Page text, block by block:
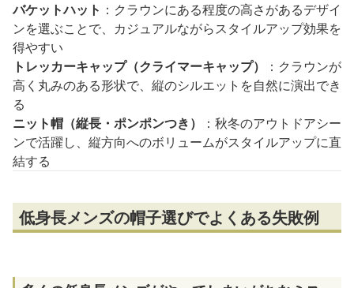
バケットハット ：クラウンにある程度の高さがあるデザイ
ンを選ぶことで、カジュアルながらスタイルアップ効果を
得やすい
トレッカーキャップ（クライマーキャップ）
：クラウンが
高く丸みのある形状で、縦のシルエットを自然に演出でき
る
ニット帽（縦長・ポンポンつき）
：秋冬のアウトドアシー
ンで活躍し、縦方向へのボリュームがスタイルアップに直
結する
低身長メンズの帽子選びでよくある失敗例